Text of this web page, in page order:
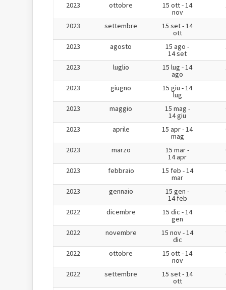
2023 ottobre 15 ott - 14
nov
2023 settembre 15 set - 14
ott
2023 agosto 15 ago -
14 set
2023 luglio 15 lug - 14
ago
2023 giugno 15 giu - 14
lug
2023 maggio 15 mag -
14 giu
2023 aprile 15 apr - 14
mag
2023 marzo 15 mar -
14 apr
2023 febbraio 15 feb - 14
mar
2023 gennaio 15 gen -
14 feb
2022 dicembre 15 dic - 14
gen
2022 novembre 15 nov - 14
dic
2022 ottobre 15 ott - 14
nov
2022 settembre 15 set - 14
ott